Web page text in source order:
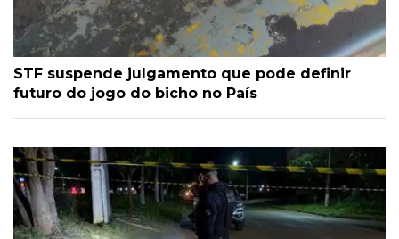
STF suspende julgamento que pode definir
futuro do jogo do bicho no País